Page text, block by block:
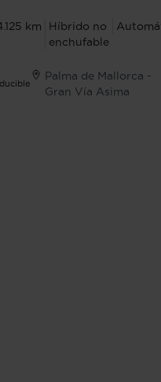
km
Híbrido no
enchufable
Palma de Mallorca -
Gran Vía Asima